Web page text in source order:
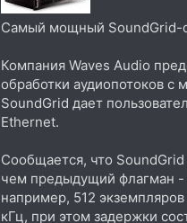
Самый мощный SoundGrid-
Компания Waves Audio
обработки аудиопотоков
SoundGrid дает
Ethernet.
Сообщается, что
чем предыдущий флагман -
например, 512
кГц, при этом задержки